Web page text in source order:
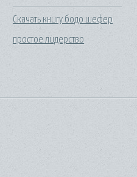
Скачать книгу бодо шефер
простое лидерство